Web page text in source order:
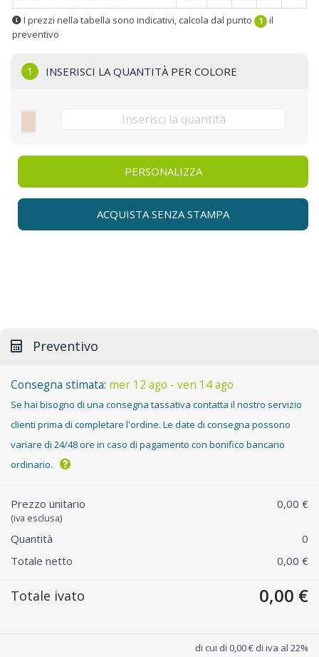
I prezzi nella tabella sono indicativi, calcola dal punto 1 il
preventivo
1 INSERISCI LA QUANTITÀ PER COLORE
PERSONALIZZA
ACQUISTA SENZA STAMPA
Preventivo
Consegna stimata: mer 12 ago - ven 14 ago
Se hai bisogno di una consegna tassativa contatta il nostro servizio
clienti prima di completare l'ordine. Le date di consegna possono
variare di 24/48 ore in caso di pagamento con bonifico bancario
ordinario.
Prezzo unitario
(iva esclusa)
0,00 €
Quantità
0
Totale netto
0,00 €
Totale ivato 0,00 €
di cui di 0,00 € di iva al 22%